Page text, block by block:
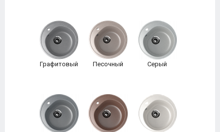
Графитовый Песочный Серый